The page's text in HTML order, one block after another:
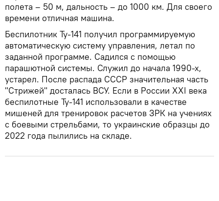
полета – 50 м, дальность – до 1000 км. Для своего
времени отличная машина.
Беспилотник Ту-141 получил программируемую
автоматическую систему управления, летал по
заданной программе. Садился с помощью
парашютной системы. Служил до начала 1990-х,
устарел. После распада СССР значительная часть
"Стрижей" досталась ВСУ. Если в России XXI века
беспилотные Ту-141 использовали в качестве
мишеней для тренировок расчетов ЗРК на учениях
с боевыми стрельбами, то украинские образцы до
2022 года пылились на складе.